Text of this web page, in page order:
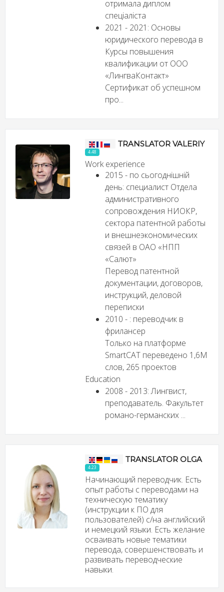
отримала диплом
спеціаліста
2021 - 2021: Основы
юридического перевода в
Курсы повышения
квалификации от ООО
«ЛингваКонтакт»
Сертификат об успешном
про...
TRANSLATOR VALERIY
4.48
Work experience
2015 - по сьогоднішній
день: специалист Отдела
административного
сопровождения НИОКР,
сектора патентной работы
и внешнеэкономических
связей в ОАО «НПП
«Салют»
Перевод патентной
документации, договоров,
инструкций, деловой
переписки
2010 - : переводчик в
фрилансер
Только на платформе
SmartCAT переведено 1,6M
слов, 265 проектов
Education
2008 - 2013: Лингвист,
преподаватель. Факультет
романо-германских ...
TRANSLATOR OLGA
4.23
Начинающий переводчик. Есть
опыт работы с переводами на
техническую тематику
(инструкции к ПО для
пользователей) с/на английский
и немецкий языки. Есть желание
осваивать новые тематики
перевода, совершенствовать и
развивать переводческие
навыки.